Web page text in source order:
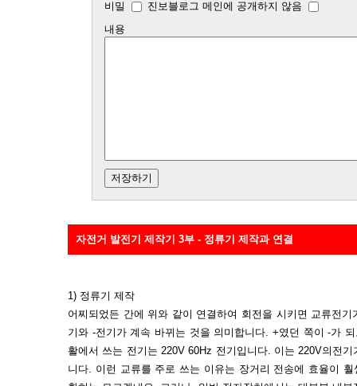
비밀
진보블로그 메인에 공개하지 않음
내용
자전거 발전기 제작기 3부 - 정류기 제작과 연결
1) 정류기 제작
어찌되었든 간에 위와 같이 연결하여 회전을 시키면 교류전
기와 -전기가 계속 바뀌는 것을 의미합니다. +였던 쪽이 -가
활에서 쓰는 전기는 220V 60Hz 전기입니다. 이는 220V의전
니다. 이런 교류를 주로 쓰는 이유는 장거리 전송에 효율이